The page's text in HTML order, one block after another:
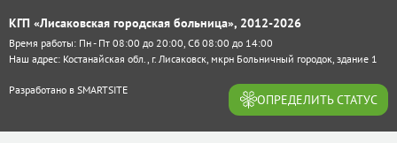
КГП «Лисаковская городская больница», 2012-2026
Время работы: Пн - Пт 08:00 до 20:00, Сб 08:00 до 14:00
Наш адрес: Костанайская обл., г. Лисаковск, мкрн Больничный городок, здание 1
Разработано в SMARTSITE
ОПРЕДЕЛИТЬ СТАТУС